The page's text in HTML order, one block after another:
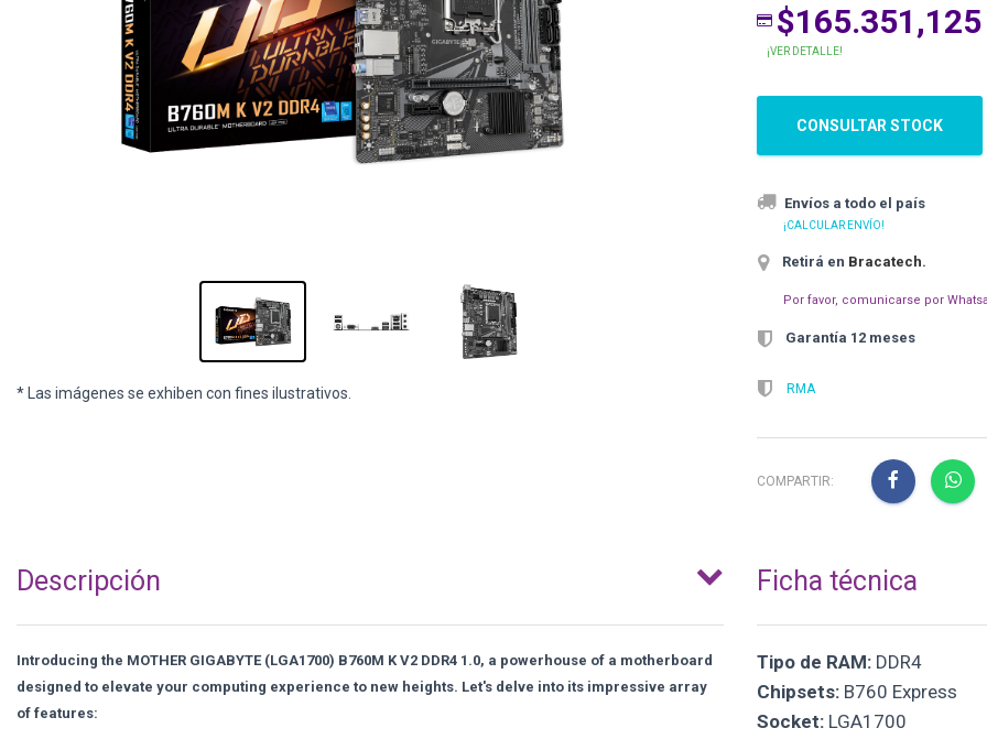
* Las imágenes se exhiben con fines ilustrativos.
$165.351,125
¡VER DETALLE!
CONSULTAR STOCK
Envíos a todo el país
¡CALCULAR ENVÍO!
Retirá en Bracatech.
Por favor, comunicarse por
Garantía 12 meses
RMA
COMPARTIR:
Descripción
Introducing the MOTHER GIGABYTE (LGA1700) B760M K V2 DDR4 1.0, a powerhouse of a motherboard
designed to elevate your computing experience to new heights. Let's delve into its impressive array
of features:
Ficha técnica
Tipo de RAM: DDR4
Chipsets: B760 Express
Socket: LGA1700